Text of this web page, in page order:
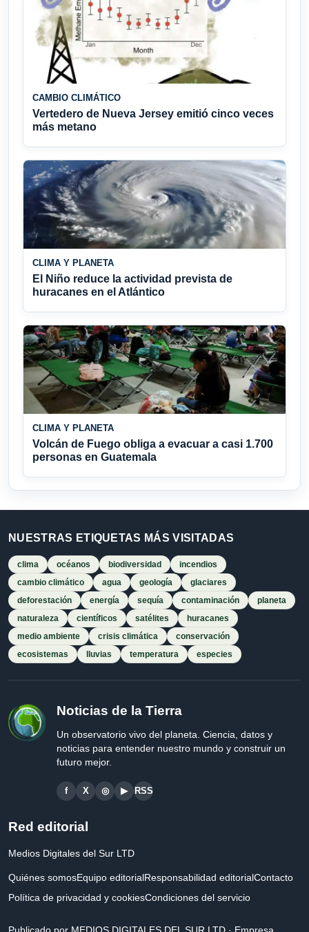
CAMBIO CLIMÁTICO
Vertedero de Nueva Jersey emitió cinco veces
más metano
CLIMA Y PLANETA
El Niño reduce la actividad prevista de
huracanes en el Atlántico
CLIMA Y PLANETA
Volcán de Fuego obliga a evacuar a casi 1.700
personas en Guatemala
NUESTRAS ETIQUETAS MÁS VISITADAS
clima océanos biodiversidad
incendios
cambio climático
agua geología
glaciares
deforestación
energía sequía contaminación
planeta
naturaleza
científicos satélites
huracanes
medio ambiente
crisis climática
conservación
ecosistemas
lluvias temperatura especies
Noticias de la Tierra
Un observatorio vivo del planeta. Ciencia, datos y
noticias para entender nuestro mundo y construir un
futuro mejor.
f X ◎ ▶ RSS
Red editorial
Medios Digitales del Sur LTD
Quiénes somosEquipo editorialResponsabilidad editorialContacto
Política de privacidad y cookiesCondiciones del servicio